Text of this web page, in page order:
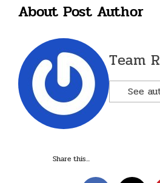
About Post Author
Team
See
Share this...